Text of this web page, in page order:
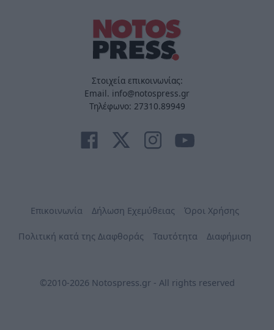
Στοιχεία επικοινωνίας:
Email. info@notospress.gr
Τηλέφωνο: 27310.89949
Επικοινωνία Δήλωση Εχεμύθειας Όροι Χρήσης
Πολιτική κατά της Διαφθοράς Ταυτότητα Διαφήμιση
©2010-2026 Notospress.gr - All rights reserved